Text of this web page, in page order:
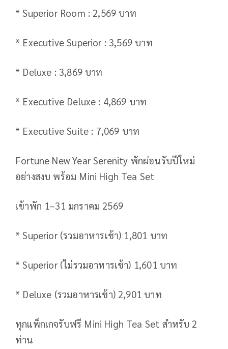
* Superior Room : 2,569 บาท
* Executive Superior : 3,569 บาท
* Deluxe : 3,869 บาท
* Executive Deluxe : 4,869 บาท
* Executive Suite : 7,069 บาท
Fortune New Year Serenity พักผ่อนรับปีใหม่
อย่างสงบ พร้อม Mini High Tea Set
เข้าพัก 1–31 มกราคม 2569
* Superior (รวมอาหารเช้า) 1,801 บาท
* Superior (ไม่รวมอาหารเช้า) 1,601 บาท
* Deluxe (รวมอาหารเช้า) 2,901 บาท
ทุกแพ็กเกจรับฟรี Mini High Tea Set สำหรับ 2
ท่าน